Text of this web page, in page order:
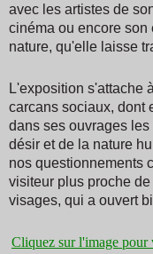
avec les artistes de
cinéma ou encore son
nature, qu'elle laisse
L'exposition s'attache
carcans sociaux, dont
dans ses ouvrages les
désir et de la nature
nos questionnements
visiteur plus proche
visages, qui a ouvert
Cliquez sur l'image pour